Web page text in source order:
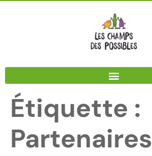
Étiquette :
Partenaires